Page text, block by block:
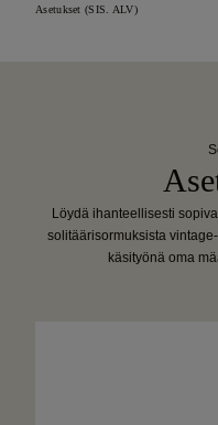
Asetukset (SIS. ALV)
Löydä ihanteellisesti
solitäärisormuksista
käsityönä oma